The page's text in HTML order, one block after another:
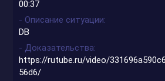
00:37
- Описание ситуации
DB
- Доказательства
https://rutube.ru/video/
56d6/